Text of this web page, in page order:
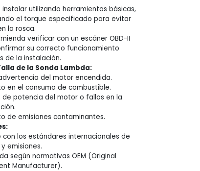
instalar utilizando herramientas básicas,
el torque especificado para evitar
la rosca.
verificar con un escáner OBD-II
su correcto funcionamiento
de la instalación.
de la Sonda Lambda:
del motor encendida.
en el consumo de combustible.
de potencia del motor o fallos en la
de emisiones contaminantes.
con los estándares internacionales de
emisiones.
según normativas OEM (Original
Manufacturer).